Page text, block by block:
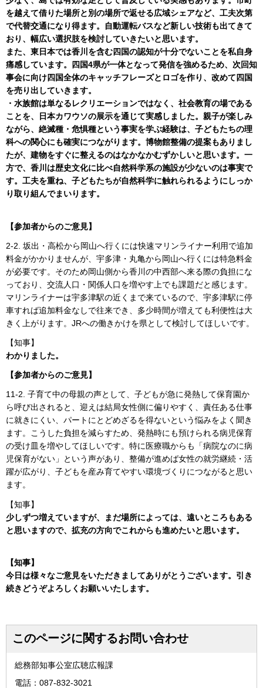
を越えて借りた場所と別の場所で返せる広域シェアなど、工夫次第
で代替交通になり得ます。自動運転バスなど新しい技術も出てきて
おり、幅広い選択肢を検討していきたいと思います。
また、東日本では香川を含む四国の認知が十分でないことを私自身
痛感しています。四国4県が一体となって発信を強めるため、次回知
事会に向け四国全体のキャッチフレーズとロゴを作り、改めて四国
を売り出していきます。
・水族館は単なるレクリエーションではなく、社会教育の場である
ことを、日本カワウソの展示を通じて実感しました。親子が楽しみ
ながら、絶滅種・危惧種という事実を学ぶ経験は、子どもたちの理
科への関心にも確実につながります。博物館整備の提案もありまし
たが、建物をすぐに整えるのはなかなかむずかしいと思います。一
方で、香川は歴史文化に比べ自然科学系の施設が少ないのは事実で
す。工夫を重ね、子どもたちが自然科学に触れられるようにしっか
り取り組んでまいります。
【参加者からのご意見】
2-2. 坂出・高松から岡山へ行くには快速マリンライナー利用で追加
料金がかかりませんが、宇多津・丸亀から岡山へ行くには特急料金
が必要です。そのため岡山側から香川の中西部へ来る際の負担にな
っており、交流人口・関係人口を増やす上でも課題だと感じます。
マリンライナーは宇多津駅の近くまで来ているので、宇多津駅に停
車すれば追加料金なしで往来でき、多少時間が増えても利便性は大
きく上がります。JRへの働きかけを県として検討してほしいです。
【知事】
わかりました。
【参加者からのご意見】
11-2. 子育て中の母親の声として、子どもが急に発熱して保育園か
ら呼び出されると、迎えは結局女性側に偏りやすく、責任ある仕事
に就きにくい、パートにとどめざるを得ないという悩みをよく聞き
ます。こうした負担を減らすため、発熱時にも預けられる病児保育
の受け皿を増やしてほしいです。特に医療職からも「病院なのに病
児保育がない」という声があり、整備が進めば女性の就労継続・活
躍が広がり、子どもを産み育てやすい環境づくりにつながると思い
ます。
【知事】
少しずつ増えていますが、まだ場所によっては、遠いところもある
と思いますので、拡充の方向でこれからも進めたいと思います。
【知事】
今日は様々なご意見をいただきましてありがとうございます。引き
続きどうぞよろしくお願いいたします。
このページに関するお問い合わせ
総務部知事公室広聴広報課
電話：087-832-3021